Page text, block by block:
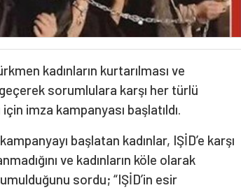
kadınların kurtarılması ve
sorumlulara karşı her türlü
imza kampanyası başlatıldı.
başlatan kadınlar, IŞİD’e karşı
ve kadınların köle olarak
sordu; “IŞİD’in esir